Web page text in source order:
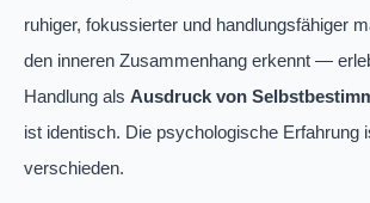
ruhiger, fokussierter und handlungsfähiger
den inneren Zusammenhang erkennt —
Handlung als Ausdruck von
ist identisch. Die psychologische Erfahrung
verschieden.